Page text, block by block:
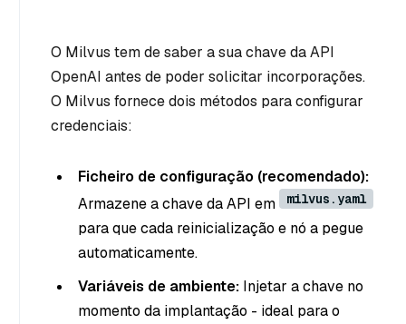
O Milvus tem de saber a sua chave da API
OpenAI antes de poder solicitar incorporações.
O Milvus fornece dois métodos para configurar
credenciais:
Ficheiro de configuração (recomendado):
Armazene a chave da API em
milvus.yaml
para que cada reinicialização e nó a pegue
automaticamente.
Variáveis de ambiente: Injetar a chave no
momento da implantação - ideal para o